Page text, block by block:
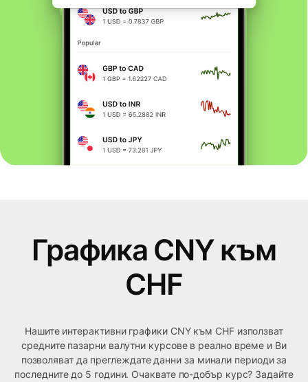
Графика CNY към
CHF
Нашите интерактивни графики CNY към CHF използват
средните пазарни валутни курсове в реално време и Ви
позволяват да преглеждате данни за минали периоди за
последните до 5 години. Очаквате по-добър курс? Задайте